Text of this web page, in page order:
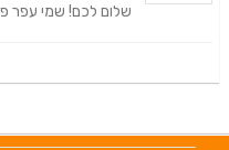
שמי עפר פקרקרא עוד